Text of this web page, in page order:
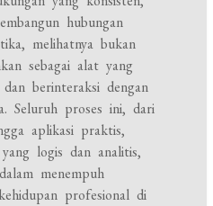
hubungan
melihatnya bukan
sebagai alat yang
berinteraksi dengan
Seluruh proses ini, dari
aplikasi praktis,
logis dan analitis,
menempuh
profesional di